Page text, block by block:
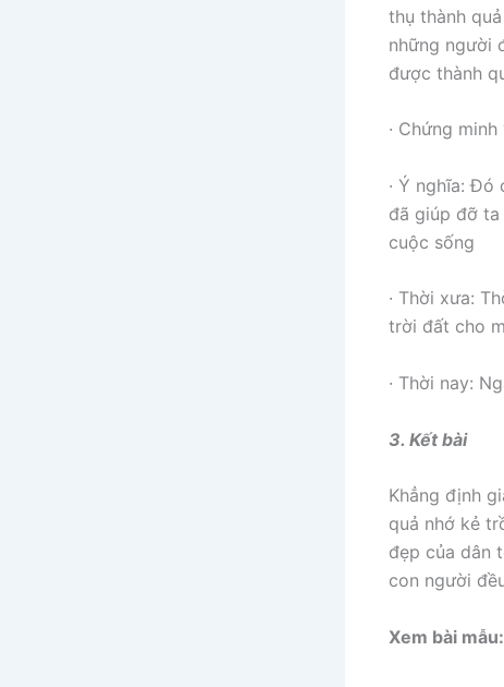
thụ thành
những người
được thành
· Chứng
· Ý nghĩa:
đã giúp đỡ
cuộc sống
· Thời xưa:
trời đất cho
· Thời nay:
3. Kết bài
Khẳng định
quả nhớ kẻ
đẹp của dân
con người
Xem bài mẫu: